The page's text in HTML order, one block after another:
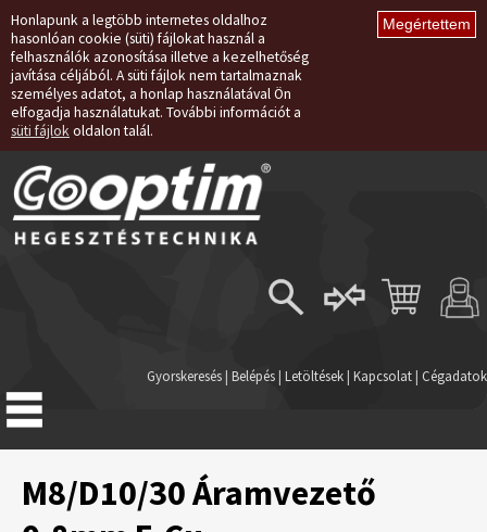
Honlapunk a legtöbb internetes oldalhoz
hasonlóan cookie (süti) fájlokat használ a
felhasználók azonosítása illetve a kezelhetőség
javítása céljából. A süti fájlok nem tartalmaznak
személyes adatot, a honlap használatával Ön
elfogadja használatukat. További információt a
süti fájlok oldalon talál.
Regisztráció
Gyorskeresés| Belépés | Letöltések | Kapcsolat | Cégadatok
M8/D10/30 Áramvezető